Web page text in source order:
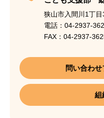
狭山市入間川1丁
電話：04-2937-
FAX：04-2937-
問い合わ
組